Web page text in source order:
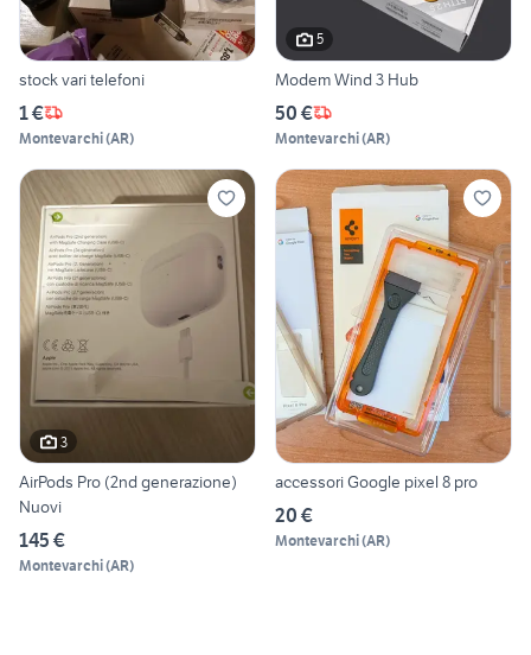
stock vari telefoni
1 €
Montevarchi(AR)
5
Modem Wind 3 Hub
50 €
Montevarchi(AR)
3
AirPods Pro (2nd generazione)
Nuovi
145 €
Montevarchi(AR)
accessori Google pixel 8 pro
20 €
Montevarchi(AR)